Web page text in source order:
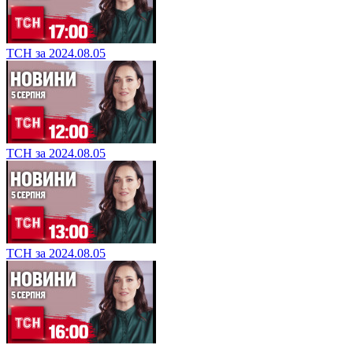
ТСН за 2024.08.05
ТСН за 2024.08.05
ТСН за 2024.08.05